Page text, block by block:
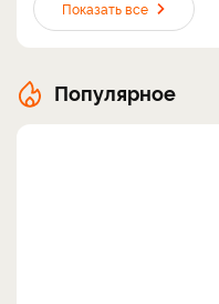
Показать все
Популярное